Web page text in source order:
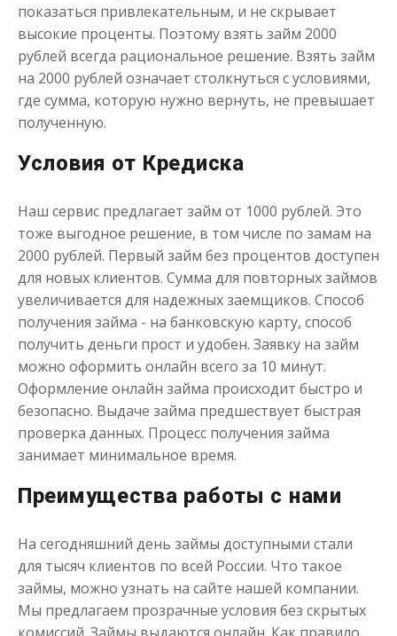
Срок от 1до 21 дня
Получить
Деньги до зарплаты
Срок от 1 до 21 дня
показаться привлекательным, и не скрывает
высокие проценты. Поэтому взять займ 2000
рублей всегда рациональное решение. Взять займ
на 2000 рублей означает столкнуться с условиями,
где сумма, которую нужно вернуть, не превышает
полученную.
Условия от Кредиска
Наш сервис предлагает займ от 1000 рублей. Это
тоже выгодное решение, в том числе по замам на
2000 рублей. Первый займ без процентов доступен
для новых клиентов. Сумма для повторных займов
увеличивается для надежных заемщиков. Способ
получения займа - на банковскую карту, способ
получить деньги прост и удобен. Заявку на займ
можно оформить онлайн всего за 10 минут.
Оформление онлайн займа происходит быстро и
безопасно. Выдаче займа предшествует быстрая
проверка данных. Процесс получения займа
занимает минимальное время.
Преимущества работы с нами
На сегодняшний день займы доступными стали
для тысяч клиентов по всей России. Что такое
займы, можно узнать на сайте нашей компании.
Мы предлагаем прозрачные условия без скрытых